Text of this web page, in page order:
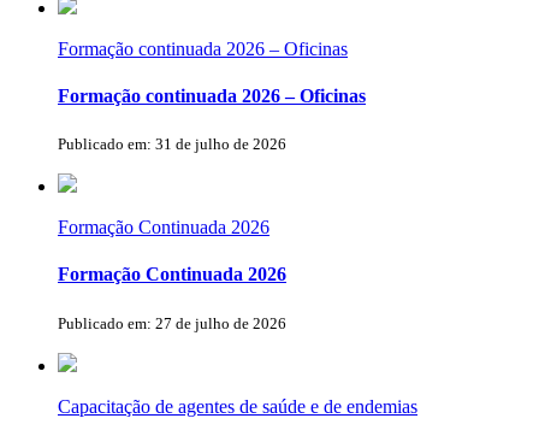
Formação continuada 2026 – Oficinas
Formação continuada 2026 – Oficinas
Publicado em: 31 de julho de 2026
Formação Continuada 2026
Formação Continuada 2026
Publicado em: 27 de julho de 2026
Capacitação de agentes de saúde e de endemias